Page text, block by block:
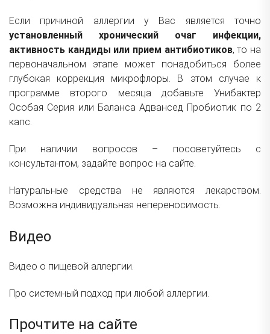
Если причиной аллергии у Вас является точно
установленный хронический очаг инфекции,
активность кандиды или прием антибиотиков, то на
первоначальном этапе может понадобиться более
глубокая коррекция микрофлоры. В этом случае к
программе второго месяца добавьте Унибактер
Особая Серия или Баланса Адвансед Пробиотик по 2
капс.
При наличии вопросов – посоветуйтесь с
консультантом, задайте вопрос на сайте.
Натуральные средства не являются лекарством.
Возможна индивидуальная непереносимость.
Видео
Видео о пищевой аллергии.
Про системный подход при любой аллергии.
Прочтите на сайте